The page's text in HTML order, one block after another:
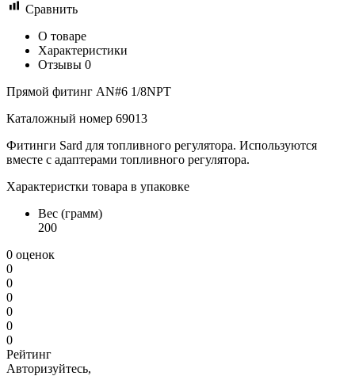
Сравнить
О товаре
Характеристики
Отзывы 0
Прямой фитинг AN#6 1/8NPT
Каталожный номер 69013
Фитинги Sard для топливного регулятора. Используются
вместе с адаптерами топливного регулятора.
Характеристки товара в упаковке
Вес (грамм)
200
0 оценок
0
0
0
0
0
0
Рейтинг
Авторизуйтесь,